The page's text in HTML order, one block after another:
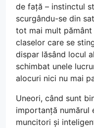
de față – instinctul
scurgându-se din
tot mai mult pământ
claselor care se
dispar lăsând locul
schimbat unele
alocuri nici nu mai
Uneori, când sunt
importanță numărul
muncitori și